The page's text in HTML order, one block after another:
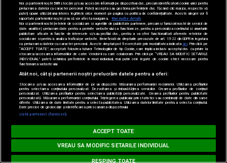
SubscribeYouTube
Loading... MUSIC NON STOP
#hitperepeat
Noi și partenerii noștri589stocăm și/sau accesăm informații pe dispozitivul dvs., precum identificatorii cookie unici pentru
prelucrarea datelor cu caracter personal. Puteți accepta sau gestiona preferințele dvs. făcând clic mai jos, respectiv vă
puteți opune utilizării unui interes legitim în orice moment pe pagina cu politica de confidențialitate. Aceste alegeri vor fi
raportate partenerilor noștri și nu vă vor afecta navigarea.
Mai multe detalii
Noi si partenerii nostri (retelele de socializare si agentiile de publicitate partenere, precum si furnizorii nostri de servicii de
date analitice) prelucram date pentru a permite website-ului sa functioneze, pentru a personaliza continutul si anunturile
publicitare afisate in functie de interesele si/sau profilul dvs., pentru a va oferi functionalitati aferente retelelor de
socializare si pentru a analiza traficul pe website. Beneficiati de drepturile prevazute de art. 15-22 din GDPR in legatura
cu prelucrarea datelor cu caracter personal. Aceste drepturi pot fi exercitate prin modalitatea indicataaici . Prin click pe
“ACCEPT TOATE”, acceptati folosirea tuturor Tehnologiilor de tip Cookie, care implica inclusiv acceptul dvs. cu privire la
stocarea/accesarea informatiilor de catre Vendor-ii cu care colaboram. Prin click pe “VREAU SA MODIFIC SETARILE
INDIVIDUAL” puteti schimba preferintele in mod individual, mai putin cele legate de cookie strict necesare pentru
functionarea website-ului.
Atât noi, cât și partenerii noștri prelucrăm datele pentru a oferi:
Stocarea și/sau accesarea informațiilor de pe un dispozitiv. Măsurarea performanței reclamelor. Utilizarea profilurilor
pentru selectarea conținutului personalizat. Dezvoltarea și îmbunătățirea serviciilor. Crearea profilurilor de conținut
personalizat. Utilizarea profilurilor pentru selectarea publicității personalizate. Crearea profilurilor pentru publicitate
personalizată. Măsurarea performanței conținutului. Înțelegerea publicului prin statistici sau combinații de date din surse
diferite. Utilizarea de date limitate pentru a selecta publicitatea. Utilizarea datelor limitate pentru a selecta conținutul.
Date precise de geolocație și identificarea prin scanarea dispozitivului.
Listă parteneri (furnizori)
ACCEPT TOATE
RESPING TOATE
VREAU SA MODIFIC SETARILE INDIVIDUAL